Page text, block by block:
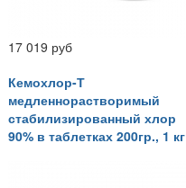
17 019 руб
Кемохлор-Т
медленнорастворимый
стабилизированный хлор
90% в таблетках 200гр., 1 кг